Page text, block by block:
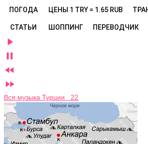
ПОГОДА ЦЕНЫ 1 TRY = 1.65 RUB
СТАТЬИ ШОППИНГ ПЕРЕВОДЧИК




Вся музыка Турции 22